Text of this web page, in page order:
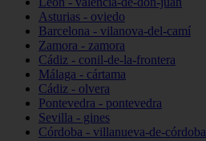
Asturias - oviedo
Barcelona - vilanova-del-camí
Zamora - zamora
Cádiz - conil-de-la-frontera
Málaga - cártama
Cádiz - olvera
Pontevedra - pontevedra
Sevilla - gines
Córdoba - villanueva-de-córdoba